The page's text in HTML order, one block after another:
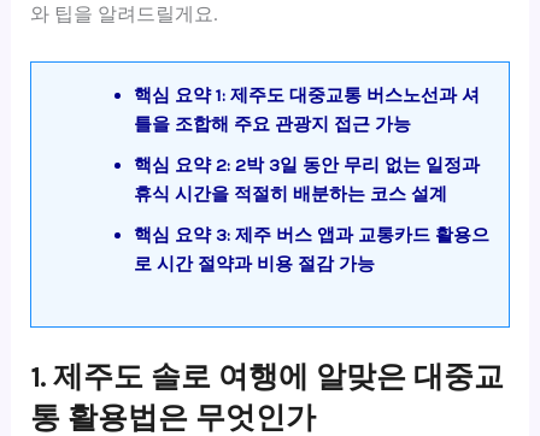
와 팁을 알려드릴게요.
핵심 요약 1: 제주도 대중교통 버스노선과 셔
틀을 조합해 주요 관광지 접근 가능
핵심 요약 2: 2박 3일 동안 무리 없는 일정과
휴식 시간을 적절히 배분하는 코스 설계
핵심 요약 3: 제주 버스 앱과 교통카드 활용으
로 시간 절약과 비용 절감 가능
1. 제주도 솔로 여행에 알맞은 대중교
통 활용법은 무엇인가